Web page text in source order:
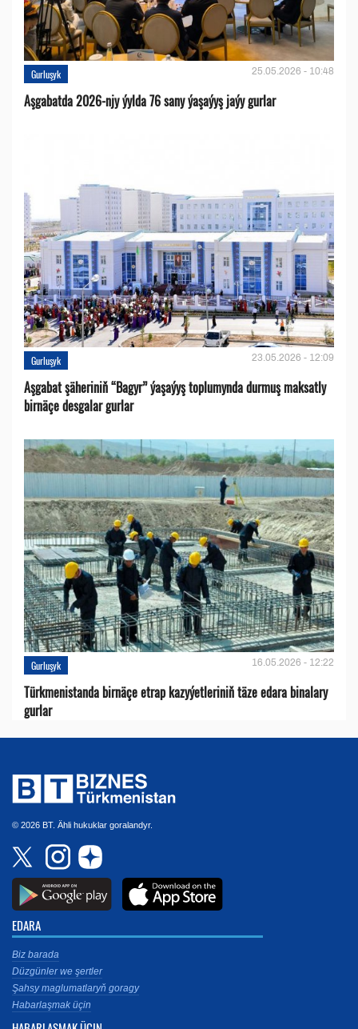
Gurluşyk 25.05.2026 - 10:48
Aşgabatda 2026-njy ýylda 76 sany ýaşaýyş jaýy gurlar
Gurluşyk 23.05.2026 - 12:09
Aşgabat şäheriniň “Bagyr” ýaşaýyş toplumynda durmuş maksatly
birnäçe desgalar gurlar
Gurluşyk 16.05.2026 - 12:22
Türkmenistanda birnäçe etrap kazyýetleriniň täze edara binalary
gurlar
© 2026 BT. Ähli hukuklar goralandyr.
EDARA
Biz barada
Düzgünler we şertler
Şahsy maglumatlaryň goragy
Habarlaşmak üçin